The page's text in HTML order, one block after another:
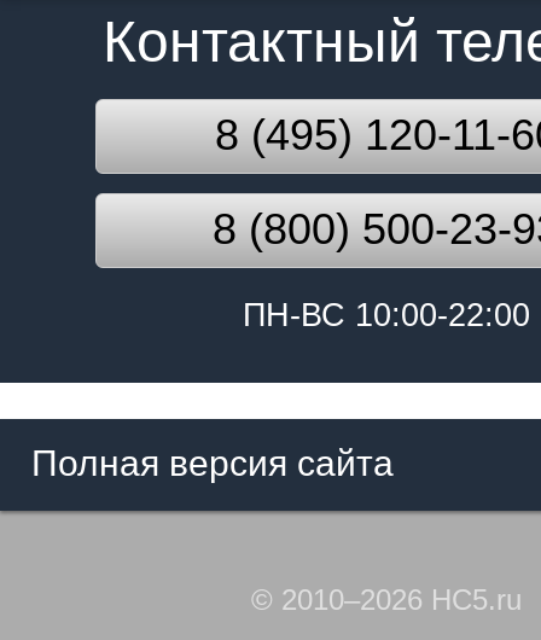
Контактный
8 (495) 120-11-
8 (800) 500-23-
ПН-ВС 10:00-22:00
Полная версия сайта
© 2010–2026 HC5.ru